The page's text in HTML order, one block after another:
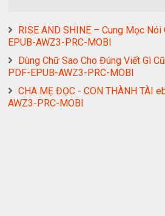
RISE AND SHINE – Cung Mọc
EPUB-AWZ3-PRC-MOBI
Dùng Chữ Sao Cho Đúng Viết Gì
PDF-EPUB-AWZ3-PRC-MOBI
CHA MẸ ĐỌC - CON THÀNH TÀI
AWZ3-PRC-MOBI